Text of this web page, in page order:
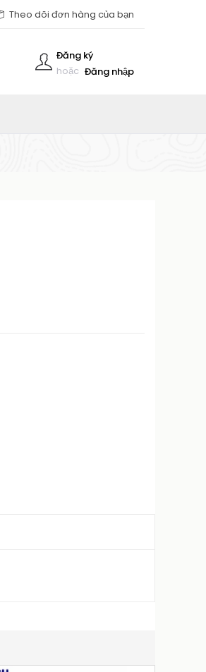
Theo dõi đơn hàng của bạn
Đăng ký
hoặc Đăng nhập